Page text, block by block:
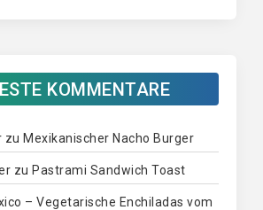
KOMMENTARE
zu Mexikanischer Nacho Burger
zu Pastrami Sandwich Toast
– Vegetarische Enchiladas vom